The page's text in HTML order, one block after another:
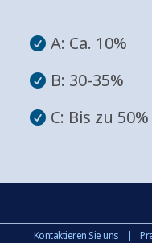
A: Ca. 10%
B: 30-35%
C: Bis zu 50%
Kontaktieren Sie uns |